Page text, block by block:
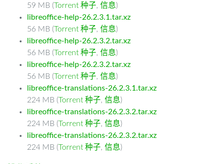
59 MB (Torrent 种子, 信息)
libreoffice-help-26.2.3.1.tar.xz
56 MB (Torrent 种子, 信息)
libreoffice-help-26.2.3.2.tar.xz
56 MB (Torrent 种子, 信息)
libreoffice-help-26.2.3.2.tar.xz
56 MB (Torrent 种子, 信息)
libreoffice-translations-26.2.3.1.tar.xz
224 MB (Torrent 种子, 信息)
libreoffice-translations-26.2.3.2.tar.xz
224 MB (Torrent 种子, 信息)
libreoffice-translations-26.2.3.2.tar.xz
224 MB (Torrent 种子, 信息)